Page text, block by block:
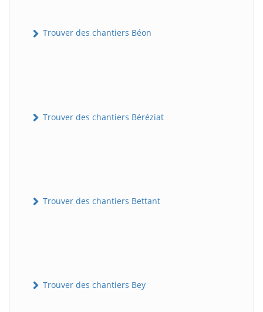
Trouver des chantiers Béon
Trouver des chantiers Béréziat
Trouver des chantiers Bettant
Trouver des chantiers Bey